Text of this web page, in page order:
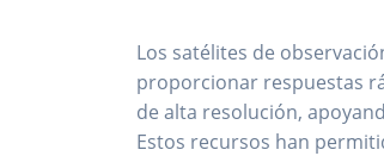
Los satélites de
proporcionar respuestas
de alta resolución,
Estos recursos han